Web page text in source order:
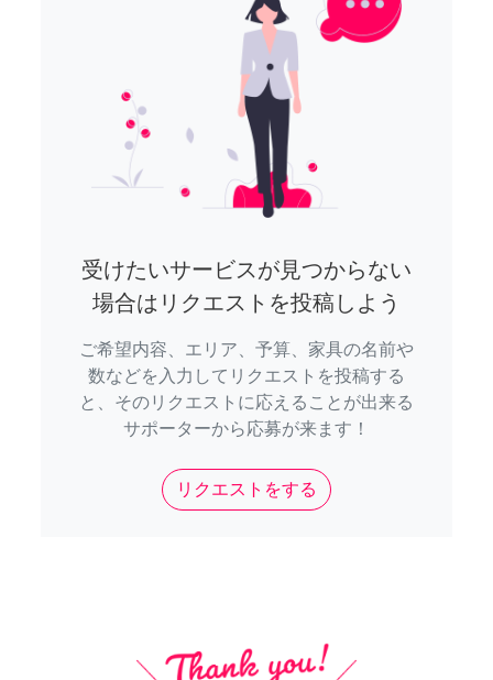
受けたいサービスが見つからない
場合はリクエストを投稿しよう
ご希望内容、エリア、予算、家具の名前や
数などを入力してリクエストを投稿する
と、そのリクエストに応えることが出来る
サポーターから応募が来ます！
リクエストをする